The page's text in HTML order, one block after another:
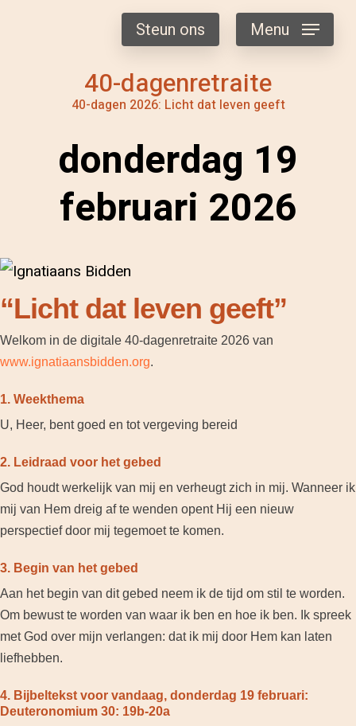
40-dagenretraite
40-dagen 2026: Licht dat leven geeft
Steun ons Menu
donderdag 19
februari 2026
“Licht dat leven geeft”
Welkom in de digitale 40-dagenretraite 2026 van
www.ignatiaansbidden.org.
1. Weekthema
U, Heer, bent goed en tot vergeving bereid
2. Leidraad voor het gebed
God houdt werkelijk van mij en verheugt zich in mij. Wanneer ik
mij van Hem dreig af te wenden opent Hij een nieuw
perspectief door mij tegemoet te komen.
3. Begin van het gebed
Aan het begin van dit gebed neem ik de tijd om stil te worden.
Om bewust te worden van waar ik ben en hoe ik ben. Ik spreek
met God over mijn verlangen: dat ik mij door Hem kan laten
liefhebben.
4. Bijbeltekst voor vandaag, donderdag 19 februari:
Deuteronomium 30: 19b-20a